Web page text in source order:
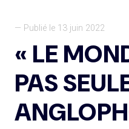
— Publié le 13 juin 2022
« LE
PAS